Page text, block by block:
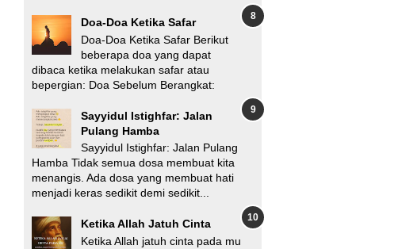
Doa-Doa Ketika Safar
Doa-Doa Ketika Safar Berikut
beberapa doa yang dapat
dibaca ketika melakukan safar atau
bepergian: Doa Sebelum Berangkat:
Sayyidul Istighfar: Jalan
Pulang Hamba
Sayyidul Istighfar: Jalan Pulang
Hamba Tidak semua dosa membuat kita
menangis. Ada dosa yang membuat hati
menjadi keras sedikit demi sedikit...
Ketika Allah Jatuh Cinta
Ketika Allah jatuh cinta pada mu